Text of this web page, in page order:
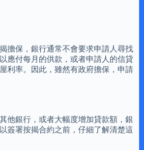
擔保，銀行通常不會要求申請人尋找
應付每月的供款，或者申請人的信貸
利率。因此，雖然有政府擔保，申請
他銀行，或者大幅度增加貸款額，銀
簽署按揭合約之前，仔細了解清楚這